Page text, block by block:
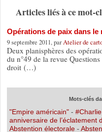
Articles liés à ce mot-
Opérations de paix dans le
9 septembre 2011, parAtelier de
Deux planisphères des
du n°49 de la revue
droit (…)
Mots-clés
"Empire américain"-
anniversaire de l’éclatement
Abstention électorale-